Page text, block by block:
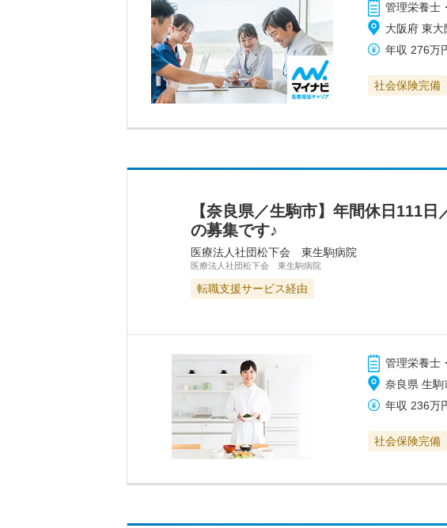
管理栄養士
大阪府 東大
年収 276万
社会保険完備
【奈良県／生駒市】年間休日111
の募集です♪
医療法人社団松下会 東生駒病院
医療法人社団松下会 東生駒病院
転職支援サービス経由
管理栄養士
奈良県 生
年収 236万
社会保険完備